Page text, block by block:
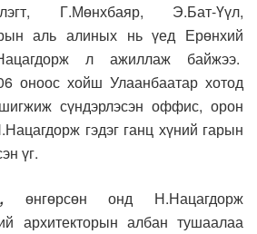
Г.Мөнхбаяр, Э.Бат-Үүл,
аль алиных нь үед Ерөнхий
л ажиллаж байжээ.
оноос хойш Улаанбаатар хотод
сүндэрлэсэн оффис, орон
гэдэг ганц хүний гарын
үг.
өнгөрсөн онд Н.Нацагдорж
архитекторын албан тушаалаа